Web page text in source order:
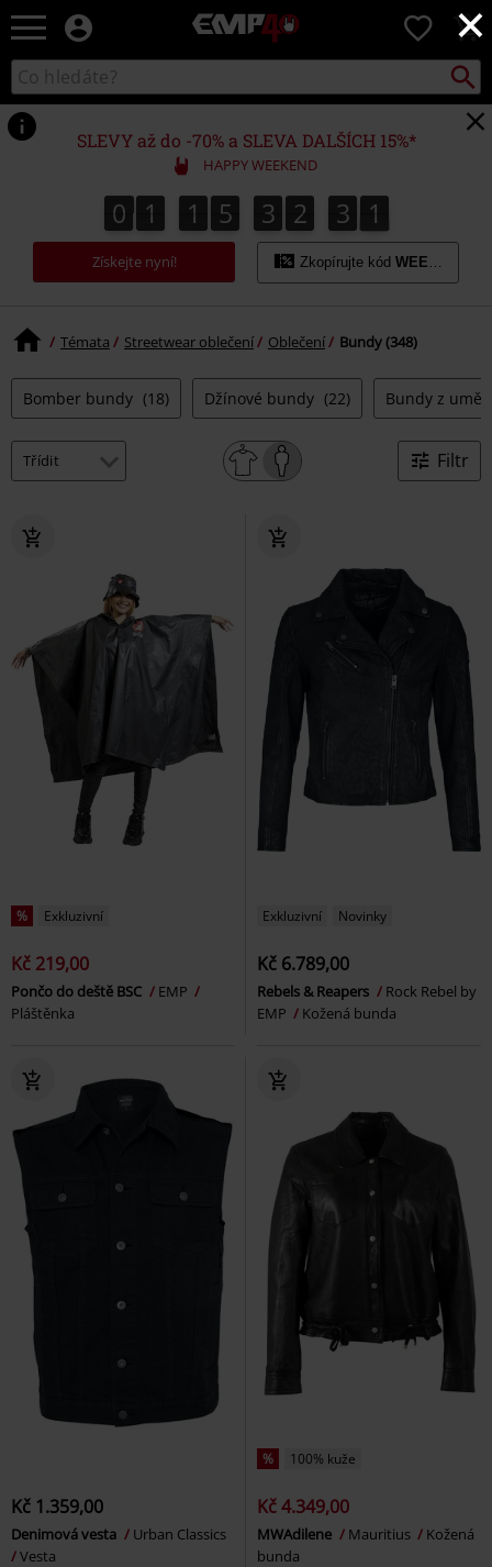
×
EMP
Hudba,
filmy
&
seriály,
Merch
pro
hráče,
Alternativní
móda
0
Katalog
vyhledávání
SLEVY až do -70% a SLEVA DALŠÍCH 15%*
HAPPY WEEKEND
0
0 1
1 1
1 5
5 3
3 2
2 2
3
2
3 9
0
9
1
0
Získejte nyní! Zkopírujte kód WEEKEND
Témata Streetwear oblečení Oblečení Bundy (348)
Bomber bundy (18) Džínové bundy (22) Bundy z
Filtr
% Exkluzivní
Kč 219,00
Pončo do deště BSC
EMP
Pláštěnka
Exkluzivní Novinky
Kč 6.789,00
Rebels & Reapers
Rock Rebel by
EMP
Kožená bunda
Kč 1.359,00
Denimová vesta
Urban Classics
Vesta
% 100% kuže
Kč 4.349,00
MWAdilene Mauritius
Kožená
bunda